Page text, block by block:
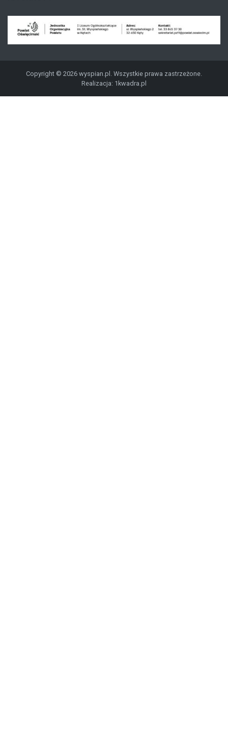
Copyright © 2026 wyspian.pl. Wszystkie prawa zastrzeżone.
Realizacja: 1kwadra.pl